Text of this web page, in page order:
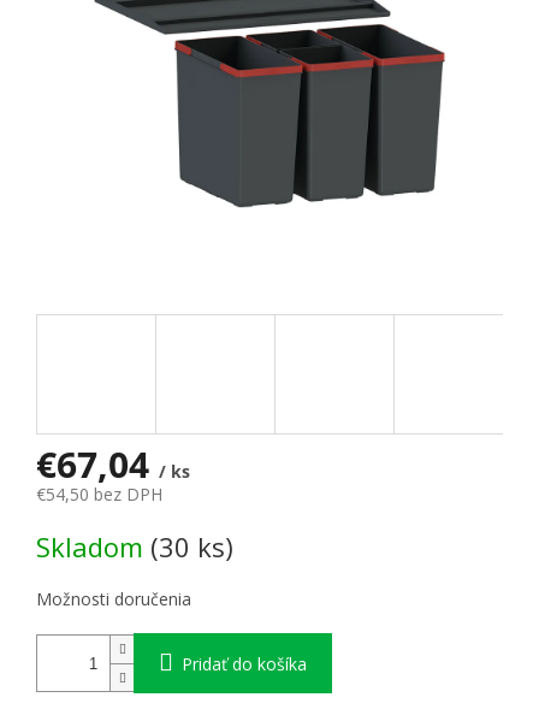
€67,04 / ks
€54,50 bez DPH
Skladom (30 ks)
Možnosti doručenia
Pridať do košíka